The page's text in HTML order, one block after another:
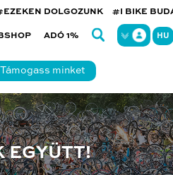
DOLGOZUNK #I BIKE
ADÓ 1% HU
Támogass minket
EGYÜTT!